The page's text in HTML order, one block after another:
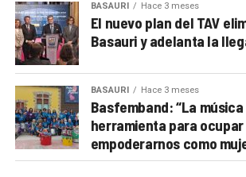
BASAURI Hace 3 meses
El nuevo plan del TAV
Basauri y adelanta la
BASAURI Hace 3 meses
Basfemband: “La
herramienta para
empoderarnos como